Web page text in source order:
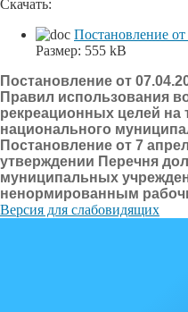
Скачать:
Постановление
Размер: 555 kB
Постановление от
Правил использования
рекреационных целей на
национального
Постановление от 7
утверждении Перечня
муниципальных
ненормированным
Версия для слабовидящих